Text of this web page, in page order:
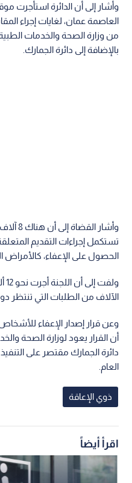
وأشار إلى أن الدائرة استأجرت
العاصمة عمان، لغايات إجراء
من وزارة الصحة والخدمات
بالإضافة إلى دائرة الجمارك.
تستكمل إجراءات التقديم
الحصول على الإعفاء، كالأمراض
الآلاف من الطلبات التي تنتظر
وعن قرار إصدار الإعفاء
أن القرار يعود لوزارة الصحة
دائرة الجمارك مقتصر على
العام.
ذوي الإعاقة
اقرأ أيضاً